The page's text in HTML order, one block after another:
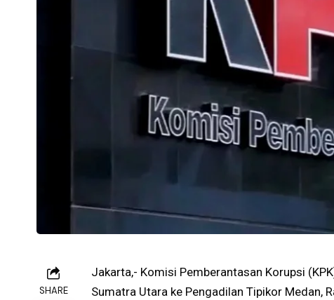
SHARE
Jakarta,- Komisi Pemberantasan Korupsi
Sumatra Utara ke Pengadilan Tipikor Medan,